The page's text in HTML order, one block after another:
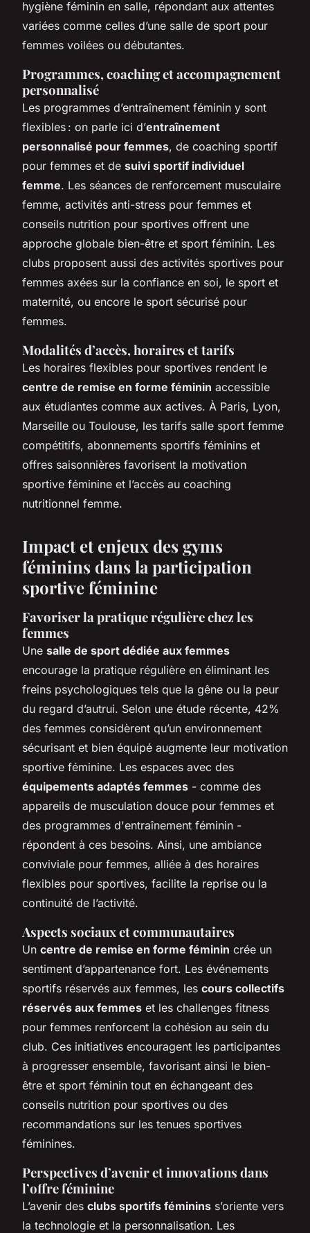
hygiène féminin en salle, répondant aux attentes
variées comme celles d’une salle de sport pour
femmes voilées ou débutantes.
Programmes, coaching et accompagnement
personnalisé
Les programmes d’entraînement féminin y sont
flexibles : on parle ici d’entraînement
personnalisé pour femmes, de coaching sportif
pour femmes et de suivi sportif individuel
femme. Les séances de renforcement musculaire
femme, activités anti-stress pour femmes et
conseils nutrition pour sportives offrent une
approche globale bien-être et sport féminin. Les
clubs proposent aussi des activités sportives pour
femmes axées sur la confiance en soi, le sport et
maternité, ou encore le sport sécurisé pour
femmes.
Modalités d’accès, horaires et tarifs
Les horaires flexibles pour sportives rendent le
centre de remise en forme féminin accessible
aux étudiantes comme aux actives. À Paris, Lyon,
Marseille ou Toulouse, les tarifs salle sport femme
compétitifs, abonnements sportifs féminins et
offres saisonnières favorisent la motivation
sportive féminine et l’accès au coaching
nutritionnel femme.
Impact et enjeux des gyms
féminins dans la participation
sportive féminine
Favoriser la pratique régulière chez les
femmes
Une salle de sport dédiée aux femmes
encourage la pratique régulière en éliminant les
freins psychologiques tels que la gêne ou la peur
du regard d’autrui. Selon une étude récente, 42%
des femmes considèrent qu’un environnement
sécurisant et bien équipé augmente leur motivation
sportive féminine. Les espaces avec des
équipements adaptés femmes - comme des
appareils de musculation douce pour femmes et
des programmes d'entraînement féminin -
répondent à ces besoins. Ainsi, une ambiance
conviviale pour femmes, alliée à des horaires
flexibles pour sportives, facilite la reprise ou la
continuité de l’activité.
Aspects sociaux et communautaires
Un centre de remise en forme féminin crée un
sentiment d’appartenance fort. Les événements
sportifs réservés aux femmes, les cours collectifs
réservés aux femmes et les challenges fitness
pour femmes renforcent la cohésion au sein du
club. Ces initiatives encouragent les participantes
à progresser ensemble, favorisant ainsi le bien-
être et sport féminin tout en échangeant des
conseils nutrition pour sportives ou des
recommandations sur les tenues sportives
féminines.
Perspectives d’avenir et innovations dans
l’offre féminine
L’avenir des clubs sportifs féminins s’oriente vers
la technologie et la personnalisation. Les